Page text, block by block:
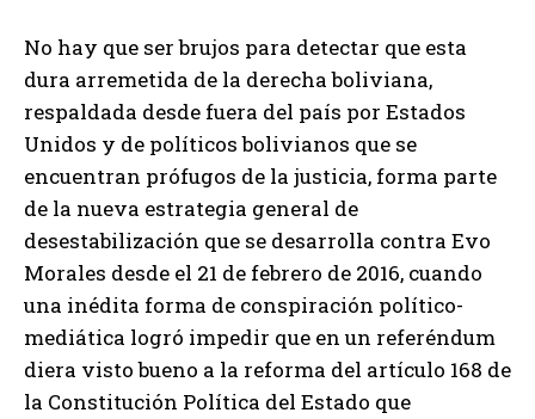
No hay que ser brujos para detectar que esta
dura arremetida de la derecha boliviana,
respaldada desde fuera del país por Estados
Unidos y de políticos bolivianos que se
encuentran prófugos de la justicia, forma parte
de la nueva estrategia general de
desestabilización que se desarrolla contra Evo
Morales desde el 21 de febrero de 2016, cuando
una inédita forma de conspiración político-
mediática logró impedir que en un referéndum
diera visto bueno a la reforma del artículo 168 de
la Constitución Política del Estado que